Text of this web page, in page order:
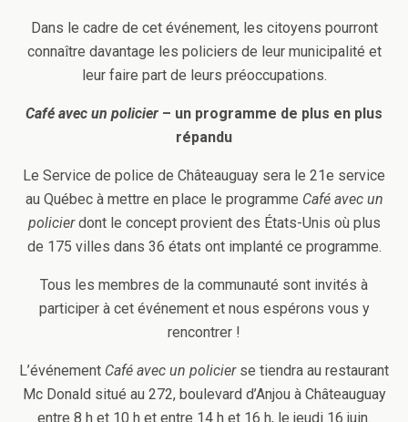
Dans le cadre de cet événement, les citoyens pourront
connaître davantage les policiers de leur municipalité et
leur faire part de leurs préoccupations.
Café avec un policier – un programme de plus en plus
répandu
Le Service de police de Châteauguay sera le 21e service
au Québec à mettre en place le programme Café avec un
policierdont le concept provient des États-Unis où plus
de 175 villes dans 36 états ont implanté ce programme.
Tous les membres de la communauté sont invités à
participer à cet événement et nous espérons vous y
rencontrer !
L’événement Café avec un policierse tiendra au restaurant
Mc Donald situé au 272, boulevard d’Anjou à Châteauguay
entre 8 h et 10 h et entre 14 h et 16 h, le jeudi 16 juin.